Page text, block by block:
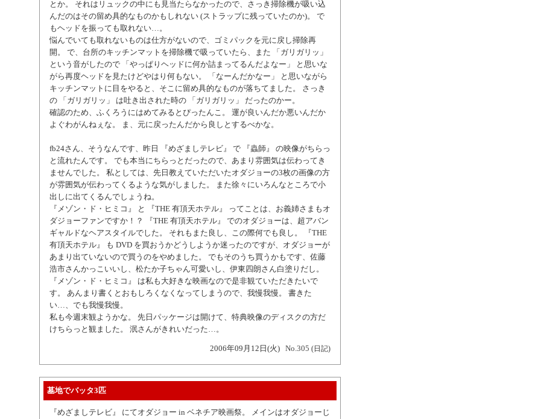
とか。 それはリュックの中にも見当たらなかったので、さっき掃除機が吸い込
んだのはその留め具的なものかもしれない (ストラップに残っていたのか)。 で
もヘッドを振っても取れない…。
悩んでいても取れないものは仕方がないので、ゴミパックを元に戻し掃除再
開。 で、台所のキッチンマットを掃除機で吸っていたら、また 「ガリガリッ」
という音がしたので 「やっぱりヘッドに何か詰まってるんだよなー」 と思いな
がら再度ヘッドを見たけどやはり何もない。 「なーんだかなー」 と思いながら
キッチンマットに目をやると、そこに留め具的なものが落ちてました。 さっき
の 「ガリガリッ」 は吐き出された時の 「ガリガリッ」 だったのかー。
確認のため、ふくろうにはめてみるとぴったんこ。 運が良いんだか悪いんだか
よぐわがんねぇな。 ま、元に戻ったんだから良しとするべかな。
fb24さん、そうなんです、昨日 『めざましテレビ』 で 『蟲師』 の映像がちらっ
と流れたんです。 でも本当にちらっとだったので、あまり雰囲気は伝わってき
ませんでした。 私としては、先日教えていただいたオダジョーの3枚の画像の方
が雰囲気が伝わってくるような気がしました。 また徐々にいろんなところで小
出しに出てくるんでしょうね。
『メゾン・ド・ヒミコ』 と 『THE 有頂天ホテル』 ってことは、お義姉さまもオ
ダジョーファンですか！？ 『THE 有頂天ホテル』 でのオダジョーは、超アバン
ギャルドなヘアスタイルでした。 それもまた良し、この際何でも良し。 『THE
有頂天ホテル』 も DVD を買おうかどうしようか迷ったのですが、オダジョーが
あまり出ていないので買うのをやめました。 でもそのうち買うかもです、佐藤
浩市さんかっこいいし、松たか子ちゃん可愛いし、伊東四朗さん白塗りだし。
『メゾン・ド・ヒミコ』 は私も大好きな映画なので是非観ていただきたいで
す。 あんまり書くとおもしろくなくなってしまうので、我慢我慢。 書きた
い…、でも我慢我慢。
私も今週末観ようかな。 先日パッケージは開けて、特典映像のディスクの方だ
けちらっと観ました。 泯さんがきれいだった…。
2006年09月12日(火) No.305 (日記)
墓地でバッタ3匹
『めざましテレビ』 にてオダジョー in ベネチア映画祭。 メインはオダジョーじ